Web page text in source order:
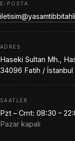
E-POSTA
ADRES
Haseki Sultan Mh.,
34096 Fatih / İstanbul
SAATLER
Pzt – Cmt: 08:30 –
Pazar kapalı